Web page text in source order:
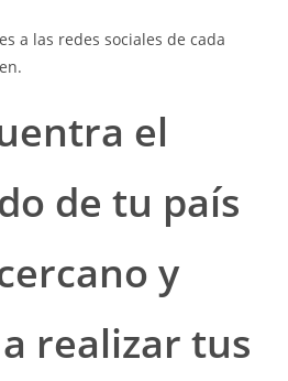
a las redes sociales de cada
el
de tu país
y
realizar tus